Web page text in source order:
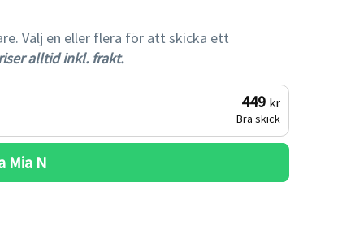
Välj en eller flera för att skicka ett
alltid inkl. frakt.
449 kr
Bra skick
Mia N